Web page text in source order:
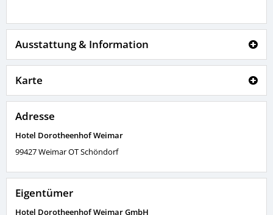
Ausstattung & Information
Karte
Adresse
Hotel Dorotheenhof Weimar
99427Weimar OT Schöndorf
Eigentümer
Hotel Dorotheenhof Weimar GmbH